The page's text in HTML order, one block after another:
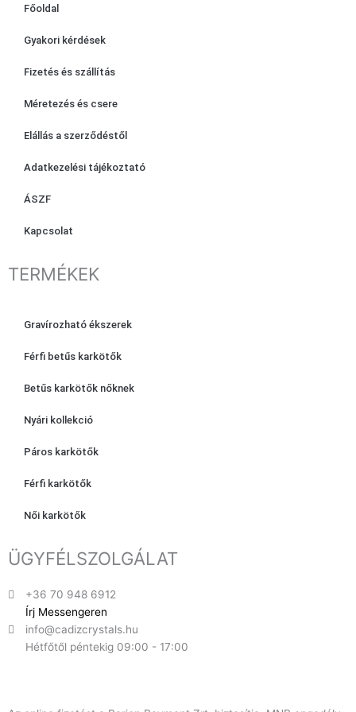
o
k
a
Főoldal
Gyakori kérdések
Fizetés és szállítás
Méretezés és csere
Elállás a szerződéstől
Adatkezelési tájékoztató
ÁSZF
Kapcsolat
TERMÉKEK
Gravírozható ékszerek
Férfi betűs karkötők
Betűs karkötők nőknek
Nyári kollekció
Páros karkötők
Férfi karkötők
Női karkötők
ÜGYFÉLSZOLGÁLAT
+36 70 948 6912
Írj Messengeren
info@cadizcrystals.hu
Hétfőtől péntekig 09:00 - 17:00